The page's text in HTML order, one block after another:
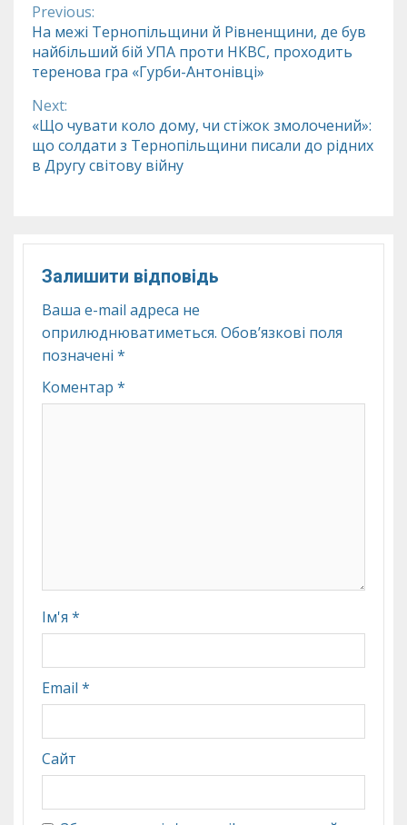
Continue
Reading
Previous:
На межі Тернопільщини й Рівненщини, де був
найбільший бій УПА проти НКВС, проходить
теренова гра «Гурби-Антонівці»
Next:
«Що чувати коло дому, чи стіжок змолочений»:
що солдати з Тернопільщини писали до рідних
в Другу світову війну
Залишити відповідь
Ваша e-mail адреса не
оприлюднюватиметься. Обов’язкові поля
позначені *
Коментар *
Ім'я *
Email *
Сайт